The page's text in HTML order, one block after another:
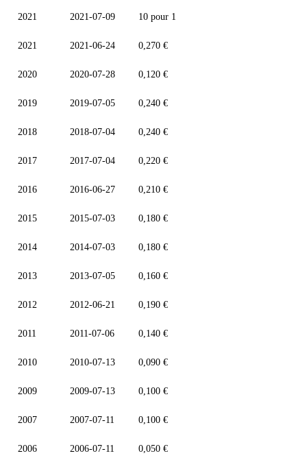
2021 2021-07-09 10 pour 1
2021 2021-06-24 0,270 €
2020 2020-07-28 0,120 €
2019 2019-07-05 0,240 €
2018 2018-07-04 0,240 €
2017 2017-07-04 0,220 €
2016 2016-06-27 0,210 €
2015 2015-07-03 0,180 €
2014 2014-07-03 0,180 €
2013 2013-07-05 0,160 €
2012 2012-06-21 0,190 €
2011 2011-07-06 0,140 €
2010 2010-07-13 0,090 €
2009 2009-07-13 0,100 €
2007 2007-07-11 0,100 €
2006 2006-07-11 0,050 €